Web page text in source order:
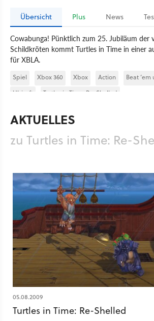
Übersicht Plus News
Cowabunga! Pünktlich zum 25. Jubiläum der
Schildkröten kommt Turtles in Time in einer
für XBLA.
Spiel Xbox 360 Xbox Action Beat ’em
Ubisoft
Turtles in Time: Re-Shelled
AKTUELLES
zu Turtles in Time: Re-
05.08.2009
Turtles in Time: Re-Shelled